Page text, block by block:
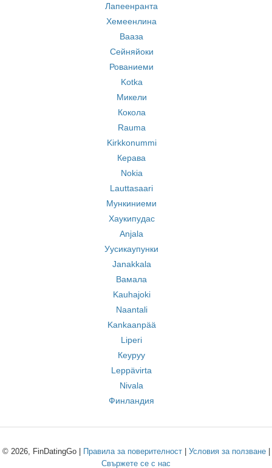
Лапеенранта
Хемеенлина
Вааза
Сейняйоки
Рованиеми
Kotka
Микели
Кокола
Rauma
Kirkkonummi
Керава
Nokia
Lauttasaari
Мункиниеми
Хаукипудас
Anjala
Уусикаупунки
Janakkala
Вамала
Kauhajoki
Naantali
Kankaanpää
Liperi
Кеуруу
Leppävirta
Nivala
Финландия
© 2026, FinDatingGo | Правила за поверителност| Условия за ползване|
Свържете се с нас